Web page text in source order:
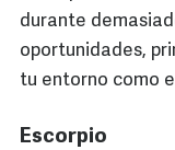
durante
oportunidades,
tu entorno como
Escorpio